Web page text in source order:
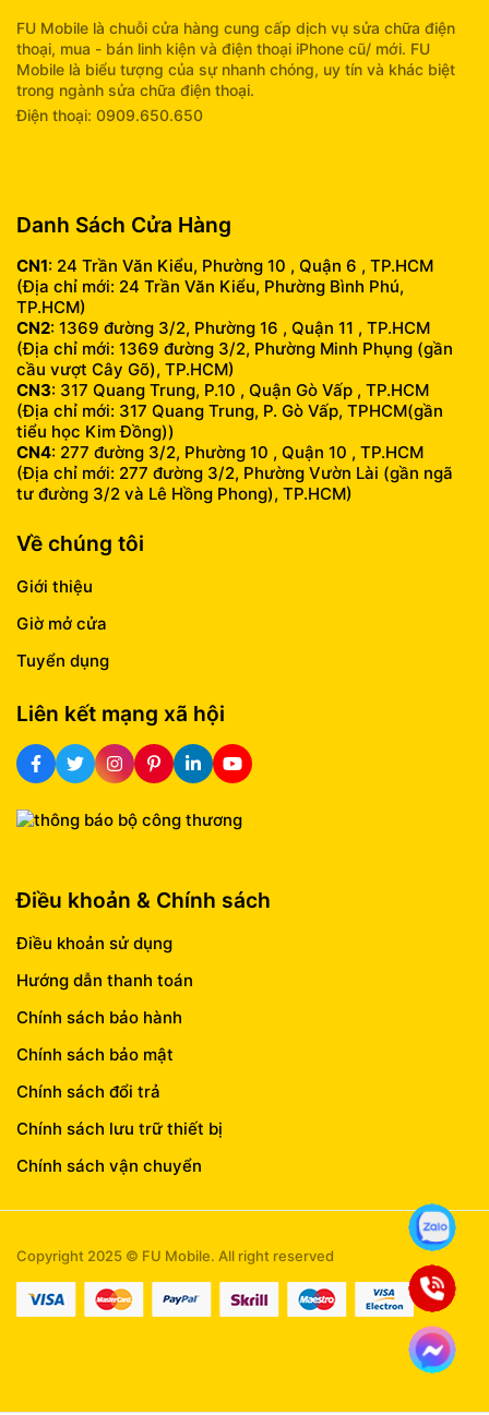
FU Mobile là chuỗi cửa hàng cung cấp dịch vụ sửa chữa điện
thoại, mua - bán linh kiện và điện thoại iPhone cũ/ mới. FU
Mobile là biểu tượng của sự nhanh chóng, uy tín và khác biệt
trong ngành sửa chữa điện thoại.
Điện thoại: 0909.650.650
Danh Sách Cửa Hàng
CN1: 24 Trần Văn Kiểu, Phường 10 , Quận 6 , TP.HCM
(Địa chỉ mới: 24 Trần Văn Kiểu, Phường Bình Phú,
TP.HCM)
CN2: 1369 đường 3/2, Phường 16 , Quận 11 , TP.HCM
(Địa chỉ mới: 1369 đường 3/2, Phường Minh Phụng (gần
cầu vượt Cây Gõ), TP.HCM)
CN3: 317 Quang Trung, P.10 , Quận Gò Vấp , TP.HCM
(Địa chỉ mới: 317 Quang Trung, P. Gò Vấp, TPHCM(gần
tiểu học Kim Đồng))
CN4: 277 đường 3/2, Phường 10 , Quận 10 , TP.HCM
(Địa chỉ mới: 277 đường 3/2, Phường Vườn Lài (gần ngã
tư đường 3/2 và Lê Hồng Phong), TP.HCM)
Về chúng tôi
Giới thiệu
Giờ mở cửa
Tuyển dụng
Liên kết mạng xã hội
Điều khoản & Chính sách
Điều khoản sử dụng
Hướng dẫn thanh toán
Chính sách bảo hành
Chính sách bảo mật
Chính sách đổi trả
Chính sách lưu trữ thiết bị
Chính sách vận chuyển
Copyright 2025 © FU Mobile. All right reserved